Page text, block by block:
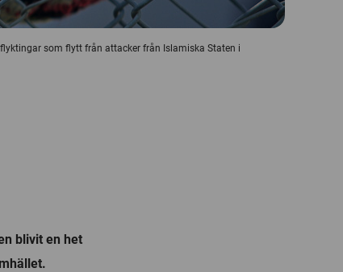
som flytt från attacker från Islamiska Staten i
blivit en het